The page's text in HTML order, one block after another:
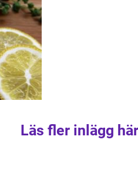
Läs fler inlägg här